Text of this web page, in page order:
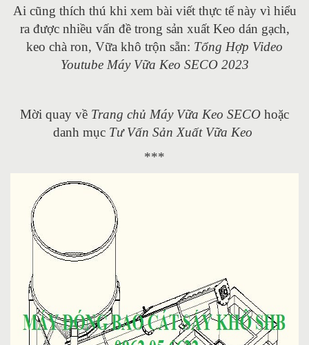
Ai cũng thích thú khi xem bài viết thực tế này vì hiểu
ra được nhiều vấn đề trong sản xuất Keo dán gạch,
keo chà ron, Vữa khô trộn sẵn: Tổng Hợp Video
Youtube Máy Vữa Keo SECO 2023
Mời quay về Trang chủ Máy Vữa Keo SECO hoặc
danh mục Tư Vấn Sản Xuất Vữa Keo
***